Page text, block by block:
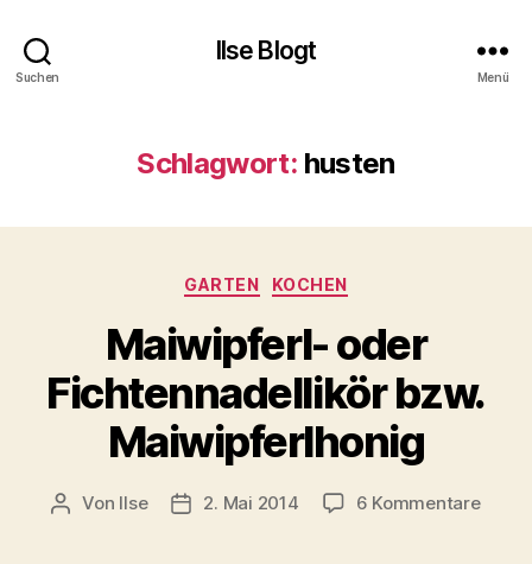
Suchen
Ilse Blogt
Menü
Schlagwort: husten
Kategorien
GARTEN KOCHEN
Maiwipferl- oder
Fichtennadellikör bzw.
Maiwipferlhonig
Beitragsautor
Von Ilse Beitragsdatum
2. Mai 2014 6 Kommentarezu